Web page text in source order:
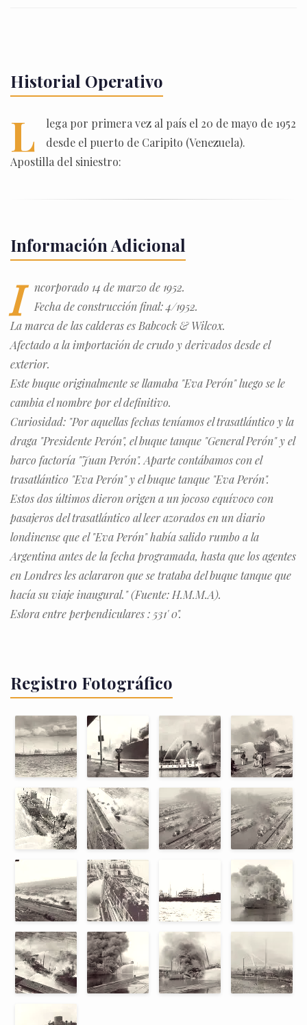
Historial Operativo
L
lega por primera vez al país el 20 de mayo de 1952
desde el puerto de Caripito (Venezuela).
Apostilla del siniestro:
Información Adicional
I
ncorporado 14 de marzo de 1952.
Fecha de construcción final: 4/1952.
La marca de las calderas es Babcock & Wilcox.
Afectado a la importación de crudo y derivados desde el
exterior.
Este buque originalmente se llamaba "Eva Perón" luego se le
cambia el nombre por el definitivo.
Curiosidad: "Por aquellas fechas teníamos el trasatlántico y la
draga "Presidente Perón", el buque tanque "General Perón" y el
barco factoría "Juan Perón". Aparte contábamos con el
trasatlántico "Eva Perón" y el buque tanque "Eva Perón".
Estos dos últimos dieron origen a un jocoso equívoco con
pasajeros del trasatlántico al leer azorados en un diario
londinense que el "Eva Perón" había salido rumbo a la
Argentina antes de la fecha programada, hasta que los agentes
en Londres les aclararon que se trataba del buque tanque que
hacía su viaje inaugural." (Fuente: H.M.M.A).
Eslora entre perpendiculares : 531' 0".
Registro Fotográfico